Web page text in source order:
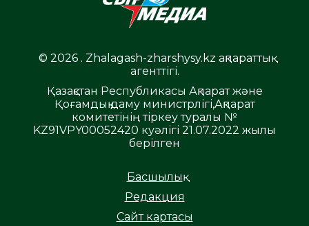
© 2026 . Zhalagash-zharshysy.kz ақпараттық
агенттігі.
Қазақстан Республикасы Ақпарат және
Қоғамдық даму министрлігі,Ақпарат
комитетінің тіркеу туралы №
KZ91VPY00052420 куәлігі 21.07.2022 жылы
берілген
Басшылық
Редакция
Сайт картасы